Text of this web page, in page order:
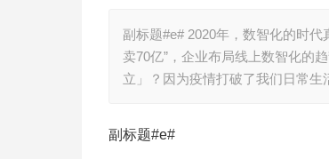
副标题#e# 2020年，数智化的时
卖70亿”，企业布局线上数智化的
立」？因为疫情打破了我们日常生
副标题#e#